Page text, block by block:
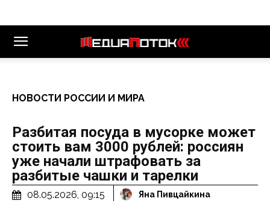
НОВОСТИ РОССИИ И МИРА
Разбитая посуда в мусорке может
стоить вам 3000 рублей: россиян
уже начали штрафовать за
разбитые чашки и тарелки
08.05.2026, 09:15 Яна Пивцайкина